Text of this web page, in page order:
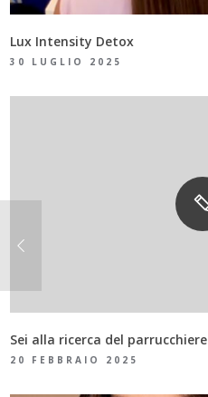
Lux Intensity Detox
30 LUGLIO 2025
Sei alla ricerca del
20 FEBBRAIO 2025